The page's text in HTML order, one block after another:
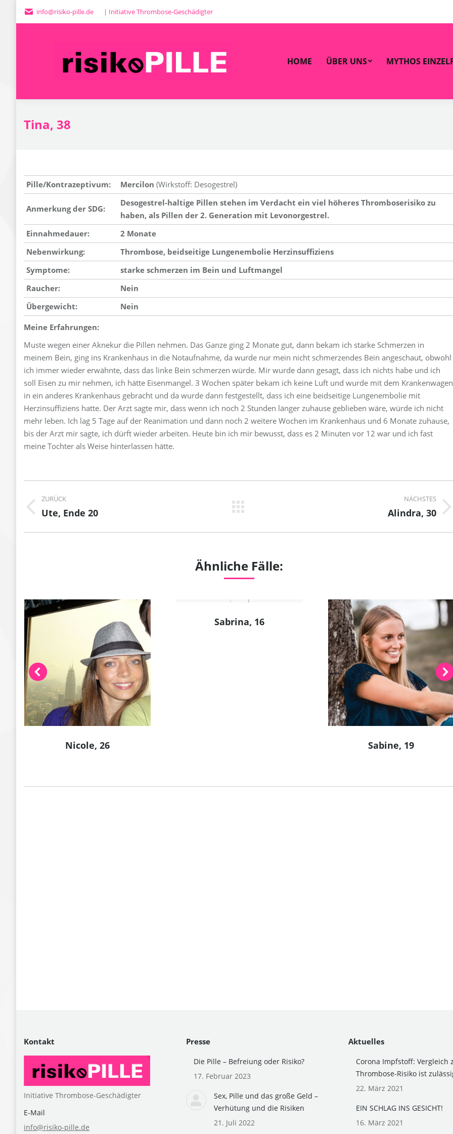
info@risiko-pille.de | Initiative Thrombose-Geschädigter
HOME ÜBER UNS MYTHOS
Tina, 38
Pille/Kontrazeptivum: Mercilon (Wirkstoff: Desogestrel)
Anmerkung der SDG:
Desogestrel-haltige Pillen stehen im Verdacht ein viel höheres Thromboserisiko zu
haben, als Pillen der 2. Generation mit Levonorgestrel.
Einnahmedauer:
2 Monate
Nebenwirkung:
Thrombose, beidseitige Lungenembolie Herzinsuffiziens
Symptome:
starke schmerzen im Bein und Luftmangel
Raucher:
Nein
Übergewicht:
Nein
Meine Erfahrungen:
Muste wegen einer Aknekur die Pillen nehmen. Das Ganze ging 2 Monate gut, dann bekam ich starke Schmerzen in
meinem Bein, ging ins Krankenhaus in die Notaufnahme, da wurde nur mein nicht schmerzendes Bein angeschaut, obwohl
ich immer wieder erwähnte, dass das linke Bein schmerzen würde. Mir wurde dann gesagt, dass ich nichts habe und ich
soll Eisen zu mir nehmen, ich hätte Eisenmangel. 3 Wochen später bekam ich keine Luft und wurde mit dem Krankenwagen
in ein anderes Krankenhaus gebracht und da wurde dann festgestellt, dass ich eine beidseitige Lungenembolie mit
Herzinsuffiziens hatte. Der Arzt sagte mir, dass wenn ich noch 2 Stunden länger zuhause geblieben wäre, würde ich nicht
mehr leben. Ich lag 5 Tage auf der Reanimation und dann noch 2 weitere Wochen im Krankenhaus und 6 Monate zuhause,
bis der Arzt mir sagte, ich dürft wieder arbeiten. Heute bin ich mir bewusst, dass es 2 Minuten vor 12 war und ich fast
meine Tochter als Weise hinterlassen hätte.
Project
navigation
ZURÜCK
Previous
Ute, Ende 20
NÄCHSTES
Alindra, 30
Ähnliche Fälle:
Nicole, 26
Sabrina, 16
Sabine, 19
Kontakt
Initiative Thrombose-Geschädigter
E-Mail
info@risiko-pille.de
Presse
Die Pille – Befreiung oder Risiko?
17. Februar 2023
Sex, Pille und das große Geld –
Verhütung und die Risiken
21. Juli 2022
Aktuelles
Corona Impfstoff: Vergleich
Thrombose-Risiko ist
22. März 2021
EIN SCHLAG INS GESICHT!
16. März 2021